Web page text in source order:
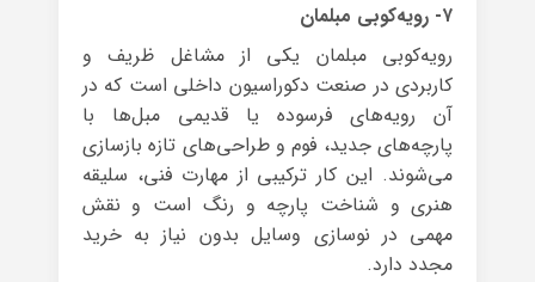
۷- رویه‌کوبی مبلمان
رویه‌کوبی مبلمان یکی از مشاغل ظریف و
کاربردی در صنعت دکوراسیون داخلی است که در
آن رویه‌های فرسوده یا قدیمی مبل‌ها با
پارچه‌های جدید، فوم و طراحی‌های تازه بازسازی
می‌شوند. این کار ترکیبی از مهارت فنی، سلیقه
هنری و شناخت پارچه و رنگ است و نقش
مهمی در نوسازی وسایل بدون نیاز به خرید
مجدد دارد.